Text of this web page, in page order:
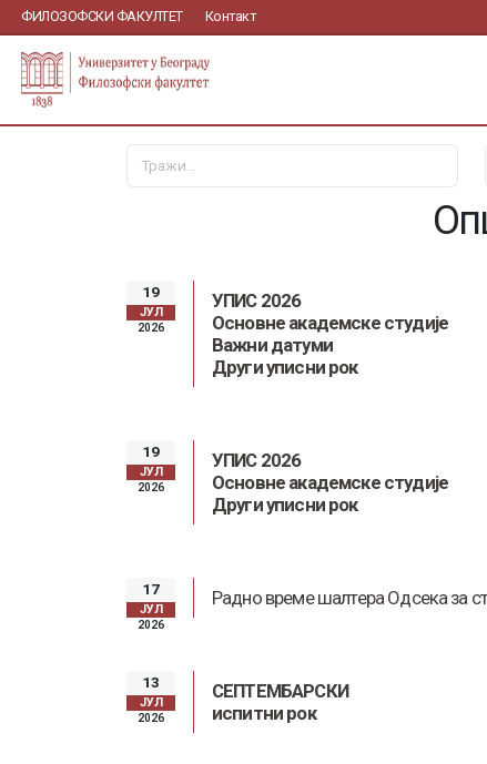
ФИЛОЗОФСКИ ФАКУЛТЕТ Контакт
19
ЈУЛ
2026
УПИС 2026
Основне академске студије
Важни датуми
Други уписни рок
19
ЈУЛ
2026
УПИС 2026
Основне академске студије
Други уписни рок
17
ЈУЛ
2026
Радно време шалтера Одсека за
13
ЈУЛ
2026
СЕПТЕМБАРСКИ
испитни рок